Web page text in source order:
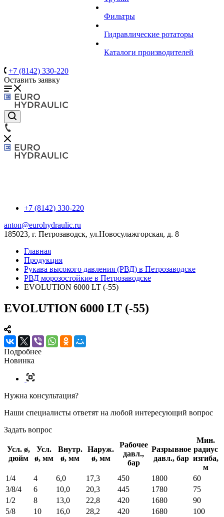
Фильтры
Гидравлические ротаторы
Каталоги производителей
+7 (8142) 330-220
Оставить заявку
+7 (8142) 330-220
anton@eurohydraulic.ru
185023, г. Петрозаводск, ул.Новосулажгорская, д. 8
Главная
Продукция
Рукава высокого давления (РВД) в Петрозаводске
РВД морозостойкие в Петрозаводске
EVOLUTION 6000 LT (-55)
EVOLUTION 6000 LT (-55)
Подробнее
Новинка
Нужна консультация?
Наши специалисты ответят на любой интересующий вопрос
Задать вопрос
Усл. ø,
дюйм
Усл.
ø, мм
Внутр.
ø, мм
Наруж.
ø, мм
Рабочее
давл.,
бар
Разрывное
давл., бар
Мин.
радиус
изгиба,
м
1/4
4 6,0 17,3 450 1800
60
3/8/4
6 10,0 20,3 445 1780
75
1/2
8 13,0 22,8 420 1680
90
5/8
10 16,0 28,2 420 1680
100